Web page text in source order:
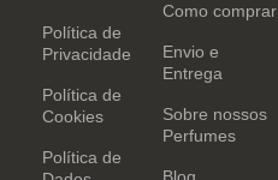
Política de
Privacidade
Política de
Cookies
Política de
Como comprar
Envio e
Entrega
Sobre nossos
Perfumes
Blog